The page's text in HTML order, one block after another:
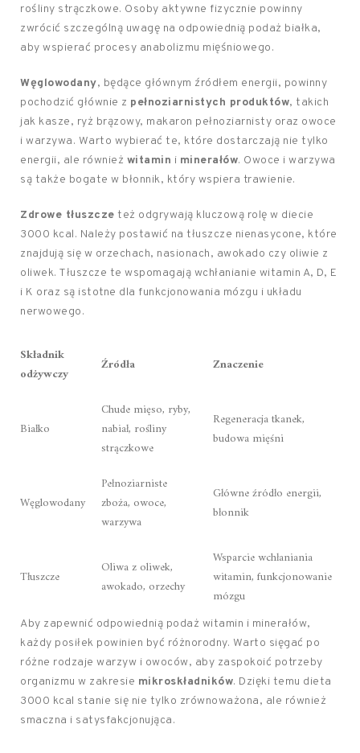
rośliny strączkowe. Osoby aktywne fizycznie powinny
zwrócić szczególną uwagę na odpowiednią podaż białka,
aby wspierać procesy anabolizmu mięśniowego.
Węglowodany, będące głównym źródłem energii, powinny
pochodzić głównie z pełnoziarnistych produktów, takich
jak kasze, ryż brązowy, makaron pełnoziarnisty oraz owoce
i warzywa. Warto wybierać te, które dostarczają nie tylko
energii, ale również witamin i minerałów. Owoce i warzywa
są także bogate w błonnik, który wspiera trawienie.
Zdrowe tłuszcze też odgrywają kluczową rolę w diecie
3000 kcal. Należy postawić na tłuszcze nienasycone, które
znajdują się w orzechach, nasionach, awokado czy oliwie z
oliwek. Tłuszcze te wspomagają wchłanianie witamin A, D, E
i K oraz są istotne dla funkcjonowania mózgu i układu
nerwowego.
Składnik
odżywczy
Źródła Znaczenie
Białko
Chude mięso, ryby,
nabiał, rośliny
strączkowe
Regeneracja tkanek,
budowa mięśni
Węglowodany
Pełnoziarniste
zboża, owoce,
warzywa
Główne źródło energii,
błonnik
Tłuszcze
Oliwa z oliwek,
awokado, orzechy
Wsparcie wchłaniania
witamin, funkcjonowanie
mózgu
Aby zapewnić odpowiednią podaż witamin i minerałów,
każdy posiłek powinien być różnorodny. Warto sięgać po
różne rodzaje warzyw i owoców, aby zaspokoić potrzeby
organizmu w zakresie mikroskładników. Dzięki temu dieta
3000 kcal stanie się nie tylko zrównoważona, ale również
smaczna i satysfakcjonująca.